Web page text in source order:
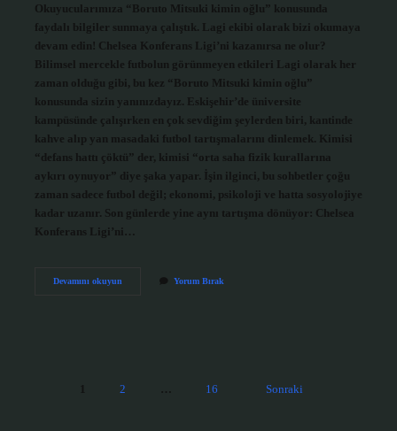
Okuyucularımıza “Boruto Mitsuki kimin oğlu” konusunda
faydalı bilgiler sunmaya çalıştık. Lagi ekibi olarak bizi okumaya
devam edin! Chelsea Konferans Ligi’ni kazanırsa ne olur?
Bilimsel mercekle futbolun görünmeyen etkileri Lagi olarak her
zaman olduğu gibi, bu kez “Boruto Mitsuki kimin oğlu”
konusunda sizin yanınızdayız. Eskişehir’de üniversite
kampüsünde çalışırken en çok sevdiğim şeylerden biri, kantinde
kahve alıp yan masadaki futbol tartışmalarını dinlemek. Kimisi
“defans hattı çöktü” der, kimisi “orta saha fizik kurallarına
aykırı oynuyor” diye şaka yapar. İşin ilginci, bu sohbetler çoğu
zaman sadece futbol değil; ekonomi, psikoloji ve hatta sosyolojiye
kadar uzanır. Son günlerde yine aynı tartışma dönüyor: Chelsea
Konferans Ligi’ni…
Devamını okuyunBoruto
Yorum Bırak
1 2 … 16 Sonraki